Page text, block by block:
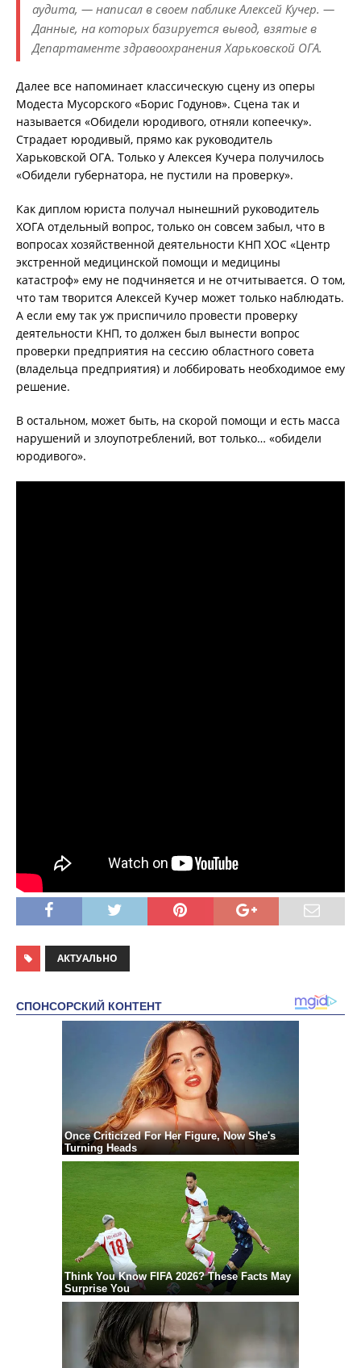
аудита, — написал в своем паблике Алексей Кучер. —
Данные, на которых базируется вывод, взятые в
Департаменте здравоохранения Харьковской ОГА.
Далее все напоминает классическую сцену из оперы
Модеста Мусорского «Борис Годунов». Сцена так и
называется «Обидели юродивого, отняли копеечку».
Страдает юродивый, прямо как руководитель
Харьковской ОГА. Только у Алексея Кучера получилось
«Обидели губернатора, не пустили на проверку».
Как диплом юриста получал нынешний руководитель
ХОГА отдельный вопрос, только он совсем забыл, что в
вопросах хозяйственной деятельности КНП ХОС «Центр
экстренной медицинской помощи и медицины
катастроф» ему не подчиняется и не отчитывается. О том,
что там творится Алексей Кучер может только наблюдать.
А если ему так уж приспичило провести проверку
деятельности КНП, то должен был вынести вопрос
проверки предприятия на сессию областного совета
(владельца предприятия) и лоббировать необходимое ему
решение.
В остальном, может быть, на скорой помощи и есть масса
нарушений и злоупотреблений, вот только… «обидели
юродивого».
АКТУАЛЬНО